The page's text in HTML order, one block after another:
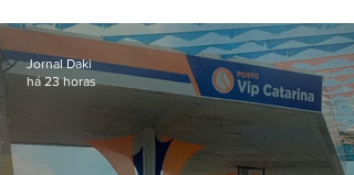
começa na próxima quinta (13)
em Niterói
Jornal Daki
há 23 horas